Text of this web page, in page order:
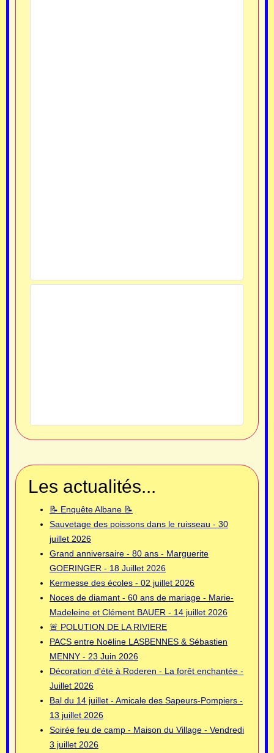
Les actualités...
📝 Enquête Albane 📝
Sauvetage des poissons dans le ruisseau - 30
juillet 2026
Grand anniversaire - 80 ans - Marguerite
GOERINGER - 18 Juillet 2026
Kermesse des écoles - 02 juillet 2026
Noces de diamant - 60 ans de mariage - Marie-
Madeleine et Clément BAUER - 14 juillet 2026
🚨 POLUTION DE LA RIVIERE
PACS entre Noëline LASBENNES & Sébastien
MENNY - 23 Juin 2026
Décoration d'été à Roderen - La forêt enchantée -
Juillet 2026
Bal du 14 juillet - Amicale des Sapeurs-Pompiers -
13 juillet 2026
Soirée feu de camp - Maison du Village - Vendredi
3 juillet 2026